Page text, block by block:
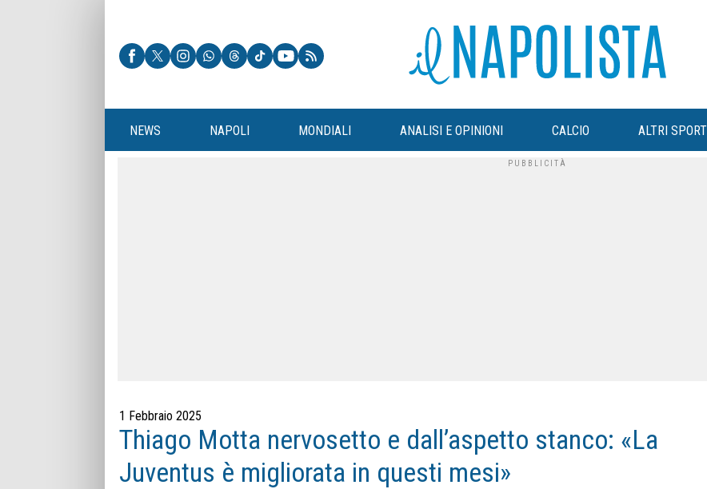
NEWS NAPOLI MONDIALI ANALISI E OPINIONI CALCIO ALTRI SPORT
1 Febbraio 2025
Thiago Motta nervosetto e dall’aspetto stanco: «La
Juventus è migliorata in questi mesi»